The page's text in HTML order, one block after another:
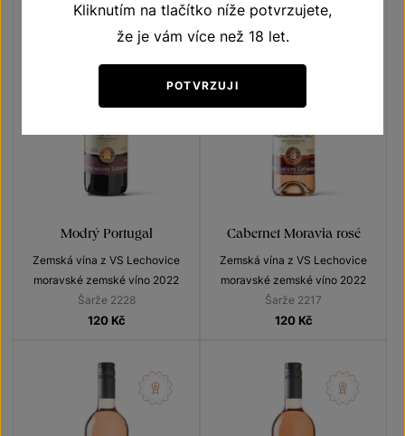
Modrý Portugal
Zemská vína z VS Lechovice
moravské zemské víno 2022
Šarže 2228
120 Kč
Cabernet Moravia rosé
Zemská vína z VS Lechovice
moravské zemské víno 2022
Šarže 2217
120 Kč
Kliknutím na tlačítko níže potvrzujete,
že je vám více než 18 let.
POTVRZUJI